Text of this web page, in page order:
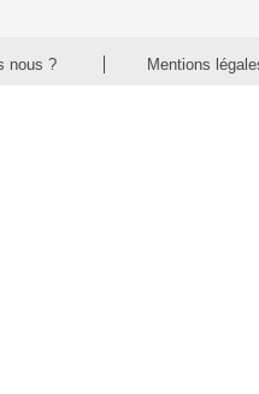
nous ? Mentions